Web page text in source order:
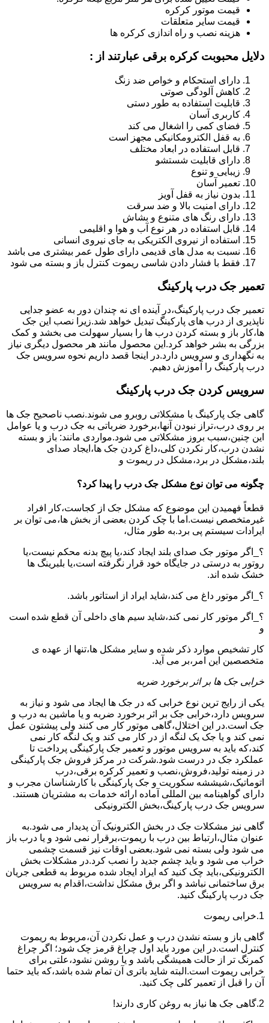
قیمت موتور کرکره
قیمت سایر متعلقات
هزینه نصب و راه اندازی کرکره ها
دلایل محبوبت کرکره برقی عبارتند از :
دارای استحکام و خواص ضد زنگ
کاهش آلودگی صوتی
قابلیت استفاده به طور دستی
کاربری آسان
فضای کمی را اشغال می کند
به قفل الکترومکانیکی مجهز است
قابل استفاده در ابعاد مختلف
دارای قابلیت شستشو
زیبایی و تنوع
تعمیر آسان
بدون نیاز به قفل آویز
دارای امنیت بالا و ضد سرقت
دارای رنگ های متنوع و بشاش
قابل استفاده در هر نوع آب و هوا و اقلیمی
استفاده از نیروی الکتریکی به جای نیروی انسانی
نسبت به مدل های قدیمی دارای طول عمر بیشتری می باشد
فقط با فشار دادن شاسی ریموت کنترل باز و بسته می شود
تعمیر جک درب پارکینگ
تعمیر جک درب پارکینگ،در آینده ای نه چندان دور به عضو جدایی
ناپذیری از درب های پارکینگ تبدیل خواهد شد.زیرا نصب این جک
ها،کار باز و بسته کردن درب ها را بسیار سهولت می بخشد و کمک
بزرگی به بشر خواهد کرد.این محصول مانند هر محصول دیگری نیاز
به نگهداری و سرویس دارد.در اینجا قصد داریم نحوه سرویس جک
درب پارکینگ را آموزش دهیم.
سرویس کردن جک درب پارکینگ
گاهی جک پارکینگ با مشکلاتی روبرو می شوند.نصب ناصحیح جک ها
بر روی درب،تراز نبودن آنها،برخورد ضرباتی به جک درب و یا عوامل
این چنین،سبب بروز مشکلاتی می شود.مواردی مانند: باز و بسته
نشدن درب،کار نکردن کلی،داغ کردن جک ها،ایجاد صدای
بلند،مشکل در برد،مشکل در ریموت و
چگونه می توان نوع مشکل جک درب را پیدا کرد؟
قطعاً فهمیدن این موضوع که مشکل جک از کجاست،کار افراد
غیرمتخصص نیست.اما با چک کردن بعضی از بخش ها،می توان بر
ایرادات سیستم پی برد.به طور مثال،
؟_اگر موتور جک صدای بلند ایجاد کند،یا پیچ بدنه محکم نیست،یا
روتور به درستی در جایگاه خود قرار نگرفته است،یا بلبرینگ ها
خشک شده اند.
؟_اگر موتور داغ می کند،شاید ایراد از استاتور باشد.
؟_اگر موتور کار نمی کند،شاید سیم های داخلی آن قطع شده است
و
کار تشخیص موارد ذکر شده و سایر مشکل ها،تنها از عهده ی
متخصصین این امر،بر می آید.
خرابی جک ها بر اثر برخورد ضربه
یکی از رایج ترین نوع خرابی که در جک ها ایجاد می شود و نیاز به
سرویس دارد،خرابی جک بر اثر برخورد ضربه و یا ماشین به درب و
جک است.در این اختلال،گاهی موتور کار می کنند ولی پیشتون عمل
نمی کند و یا جک یک لنگه از در کار می کند و یک لنگه کار نمی
کند،که باید به سرویس موتور و تعمیر جک پارکینگی پرداخت تا
عملکرد جک در درست شود.شرکت در مرکز فروش جک پارکینگی
در زمینه تولید،فروش،نصب و تعمیر کرکره برقی،درب
اتوماتیک،شیششه سکوریت و جک پارکینگی با کارشناسان مجرب و
دارای گواهینامه بین المللی آماده ارائه خدمات به مشتریان هستند.
سرویس جک درب پارکینگ،بخش الکترونیکی
گاهی نیز مشکلات جک در بخش الکترونیک آن پدیدار می شود.به
عنوان مثال،ارتباط بین درب با ریموت،برقرار نمی شود و یا درب باز
می شود ولی بسته نمی شود.بعضی اوقات نیز قسمت چشمی
خراب می شود و باید چشم جدید را نصب کرد.در مشکلات بخش
الکترونیکی،باید چک کنید که ایراد ایجاد شده مربوط به قطعی جریان
برق ساختمانی نباشد و اگر برق مشکل نداشت،اقدام به سرویس
جک درب پارکینگ کنید.
1.خرابی ریموت
گاهی باز و بسته نشدن درب و عمل نکردن آن،مربوط به ریموت
کنترل است.در این مورد باید اول چراغ قرمز چک شود؛ اگر چراغ
کمرنگ تر از حالت همیشگی باشد و یا روشن نشود،علتی برای
خرابی ریموت است.البته شاید باتری آن تمام شده باشد،که باید حتما
آن را قبل از تعمیر کلی چک کنید.
2.گاهی جک ها نیاز به روغن کاری دارند!